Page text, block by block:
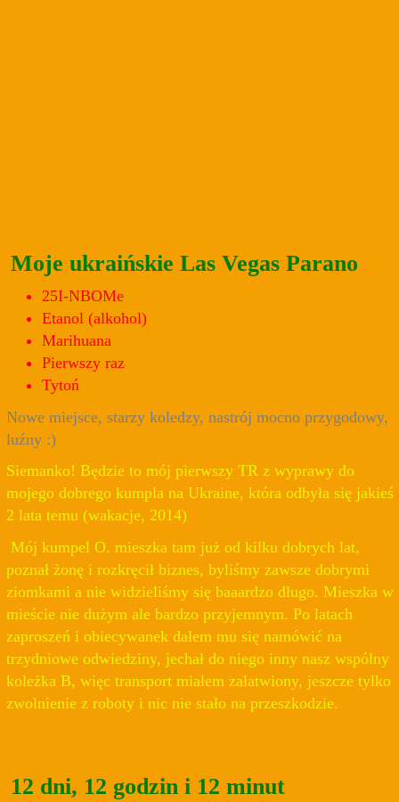
Moje ukraińskie Las Vegas Parano
25I-NBOMe
Etanol (alkohol)
Marihuana
Pierwszy raz
Tytoń
Nowe miejsce, starzy koledzy, nastrój mocno przygodowy,
luźny :)
Siemanko! Będzie to mój pierwszy TR z wyprawy do
mojego dobrego kumpla na Ukraine, która odbyła się jakieś
2 lata temu (wakacje, 2014)
Mój kumpel O. mieszka tam już od kilku dobrych lat,
poznał żonę i rozkręcił biznes, byliśmy zawsze dobrymi
ziomkami a nie widzieliśmy się baaardzo długo. Mieszka w
mieście nie dużym ale bardzo przyjemnym. Po latach
zaproszeń i obiecywanek dałem mu się namówić na
trzydniowe odwiedziny, jechał do niego inny nasz wspólny
koleżka B, więc transport miałem załatwiony, jeszcze tylko
zwolnienie z roboty i nic nie stało na przeszkodzie.
12 dni, 12 godzin i 12 minut